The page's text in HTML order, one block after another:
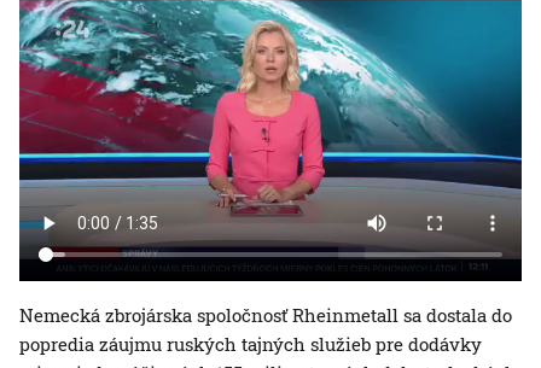
Nemecká zbrojárska spoločnosť Rheinmetall sa dostala do
popredia záujmu ruských tajných služieb pre dodávky